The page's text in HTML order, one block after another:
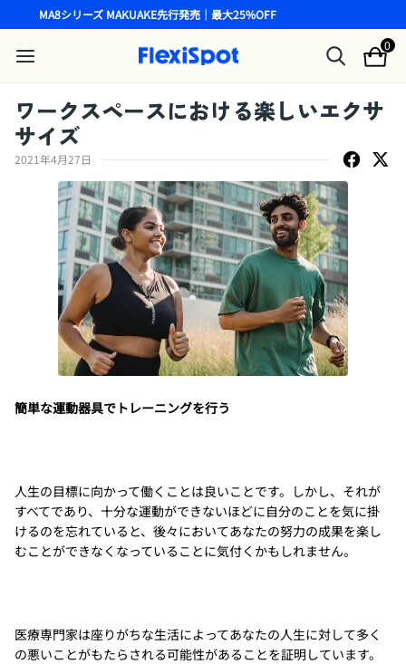
MA8シリーズ MAKUAKE先行発売｜最大25%OFF
0
ワークスペースにおける楽しいエクサ
サイズ
2021年4月27日
簡単な運動器具でトレーニングを行う
人生の目標に向かって働くことは良いことです。しかし、それが
すべてであり、十分な運動ができないほどに自分のことを気に掛
けるのを忘れていると、後々においてあなたの努力の成果を楽し
むことができなくなっていることに気付くかもしれません。
医療専門家は座りがちな生活によってあなたの人生に対して多く
の悪いことがもたらされる可能性があることを証明しています。